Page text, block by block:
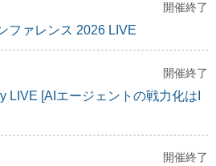
開催終了
ファレンス 2026 LIVE
開催終了
LIVE [AIエージェントの戦力化はI
開催終了